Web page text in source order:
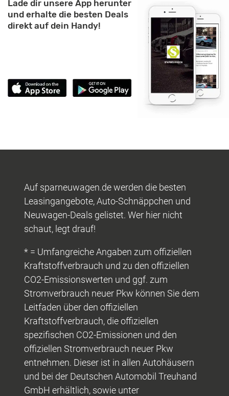
Lade dir unsere App herunter
und erhalte die besten Deals
direkt auf dein Handy!
Auf sparneuwagen.de werden die besten
Leasingangebote, Auto-Schnäppchen und
Neuwagen-Deals gelistet. Wer hier nicht
schaut, legt drauf!
* = Umfangreiche Angaben zum offiziellen
Kraftstoffverbrauch und zu den offiziellen
CO2-Emissionswerten und ggf. zum
Stromverbrauch neuer Pkw können Sie dem
Leitfaden über den offiziellen
Kraftstoffverbrauch, die offiziellen
spezifischen CO2-Emissionen und den
offiziellen Stromverbrauch neuer Pkw
entnehmen. Dieser ist in allen Autohäusern
und bei der Deutschen Automobil Treuhand
GmbH erhältlich, sowie unter